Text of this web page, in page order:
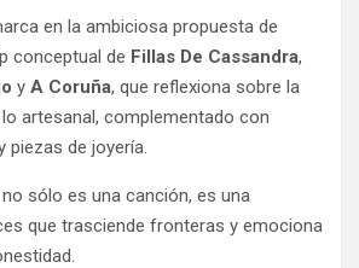
en la ambiciosa propuesta de
conceptual de Fillas De Cassandra,
y A Coruña, que reflexiona sobre la
artesanal, complementado con
piezas de joyería.
no sólo es una canción, es una
que trasciende fronteras y emociona